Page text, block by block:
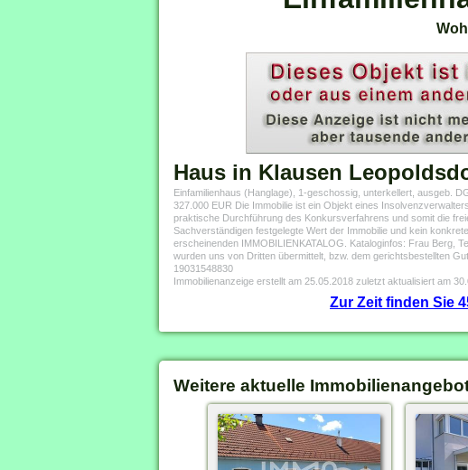
Haus in Klausen
Einfamilienhaus (Hanglage), 1-geschossig, unterkellert, ausgeb.
327.000 EUR Die Immobilie ist ein Objekt eines
praktische Durchführung des Konkursverfahrens und somit die
Sachverständigen festgelegte Wert der Immobilie und kein
erscheinenden IMMOBILIENKATALOG. Kataloginfos: Frau Berg,
wurden uns von Dritten übermittelt, bzw. dem gerichtsbestellten
19031548830
Immobilienanzeige erstellt am 25.05.2018 zuletzt aktualisiert am
Zur Zeit finden Sie
Weitere aktuelle